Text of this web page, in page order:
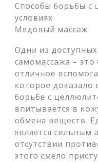
Способы борьбы
условиях
Медовый массаж
Одни из доступных
самомассажа –
отличное
которое доказало
борьбе с
впитывается в
обмена веществ.
является сильным
отсутствии
этого смело